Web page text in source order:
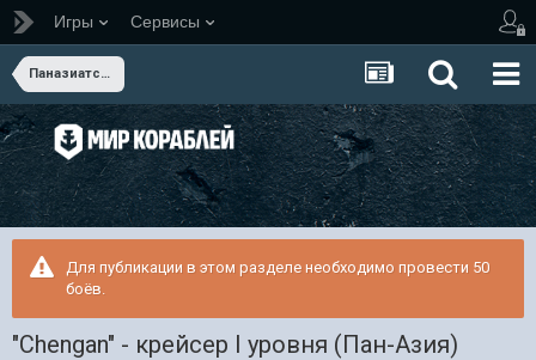
Игры Сервисы
Паназиатские
Для публикации в этом разделе необходимо провести 50
боёв.
"Chengan" - крейсер I уровня (Пан-Азия)